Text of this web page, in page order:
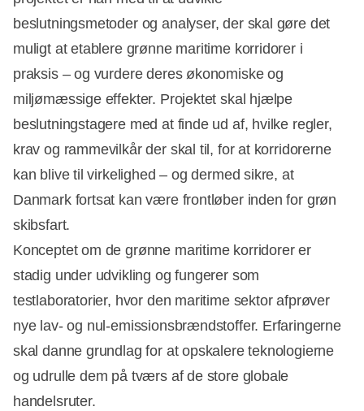
beslutningsmetoder og analyser, der skal gøre det
muligt at etablere grønne maritime korridorer i
praksis – og vurdere deres økonomiske og
miljømæssige effekter. Projektet skal hjælpe
beslutningstagere med at finde ud af, hvilke regler,
krav og rammevilkår der skal til, for at korridorerne
kan blive til virkelighed – og dermed sikre, at
Danmark fortsat kan være frontløber inden for grøn
skibsfart.
Konceptet om de grønne maritime korridorer er
stadig under udvikling og fungerer som
testlaboratorier, hvor den maritime sektor afprøver
nye lav- og nul-emissionsbrændstoffer. Erfaringerne
skal danne grundlag for at opskalere teknologierne
og udrulle dem på tværs af de store globale
handelsruter.